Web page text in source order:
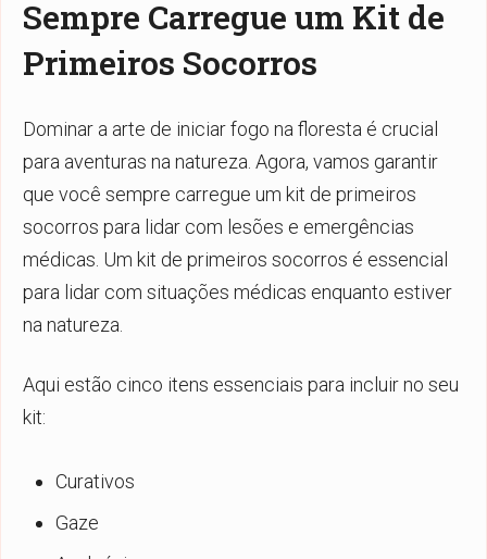
Sempre Carregue um Kit de
Primeiros Socorros
Dominar a arte de iniciar fogo na floresta é crucial
para aventuras na natureza. Agora, vamos garantir
que você sempre carregue um kit de primeiros
socorros para lidar com lesões e emergências
médicas. Um kit de primeiros socorros é essencial
para lidar com situações médicas enquanto estiver
na natureza.
Aqui estão cinco itens essenciais para incluir no seu
kit:
Curativos
Gaze